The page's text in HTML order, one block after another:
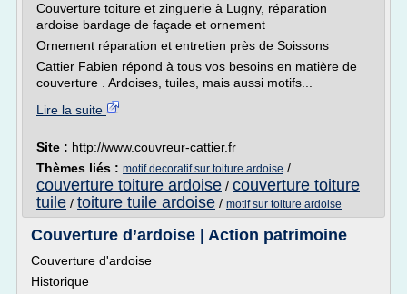
Couverture toiture et zinguerie à Lugny, réparation
ardoise bardage de façade et ornement
Ornement réparation et entretien près de Soissons
Cattier Fabien répond à tous vos besoins en matière de
couverture . Ardoises, tuiles, mais aussi motifs...
Lire la suite
Site : http://www.couvreur-cattier.fr
Thèmes liés : motif decoratif sur toiture ardoise /
couverture toiture ardoise / couverture toiture
tuile / toiture tuile ardoise / motif sur toiture ardoise
Couverture d’ardoise | Action patrimoine
Couverture d'ardoise
Historique